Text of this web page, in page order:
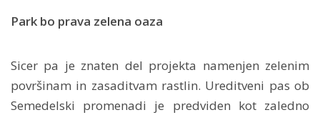
Park bo prava zelena oaza
Sicer pa je znaten del projekta namenjen zelenim
površinam in zasaditvam rastlin. Ureditveni pas ob
Semedelski promenadi je predviden kot zaledno